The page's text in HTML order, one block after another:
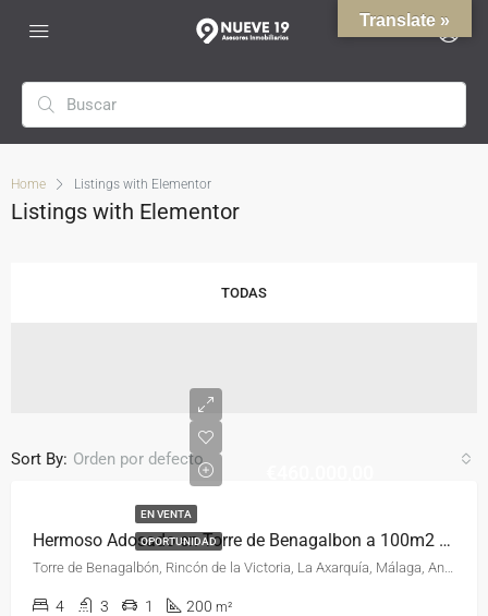
Home Listings with Elementor
Listings with Elementor
TODAS
Sort By: Orden por defecto
EN VENTA
OPORTUNIDAD Hermoso Adosado en Torre de Benagalbon a 100m2 del Mar
Torre de Benagalbón, Rincón de la Victoria, La Axarquía, Málaga, Andalucía, 29738, España, España, La Axarquía
4 3 1 200 m²
Translate »